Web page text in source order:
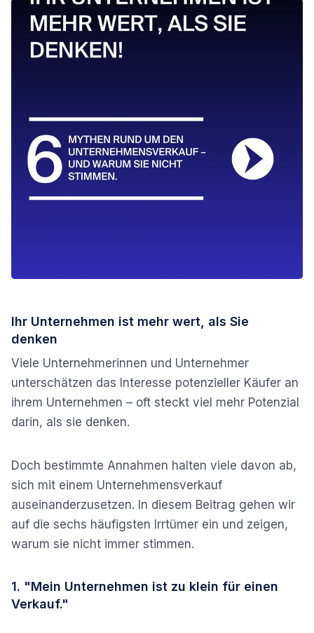
Ihr Unternehmen ist mehr wert, als Sie
denken
Viele Unternehmerinnen und Unternehmer
unterschätzen das Interesse potenzieller Käufer an
ihrem Unternehmen – oft steckt viel mehr Potenzial
darin, als sie denken.
Doch bestimmte Annahmen halten viele davon ab,
sich mit einem Unternehmensverkauf
auseinanderzusetzen. In diesem Beitrag gehen wir
auf die sechs häufigsten Irrtümer ein und zeigen,
warum sie nicht immer stimmen.
1. "Mein Unternehmen ist zu klein für einen
Verkauf."